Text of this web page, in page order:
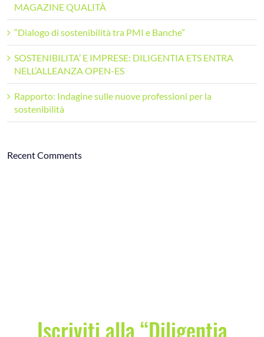
MAGAZINE QUALITÀ
“Dialogo di sostenibilità tra PMI e Banche”
SOSTENIBILITA’ E IMPRESE: DILIGENTIA ETS ENTRA
NELL’ALLEANZA OPEN-ES
Rapporto: Indagine sulle nuove professioni per la
sostenibilità
Recent Comments
Iscriviti alla “Diligentia